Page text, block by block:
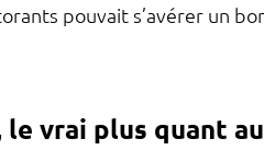
pouvait s’avérer un
vrai plus quant